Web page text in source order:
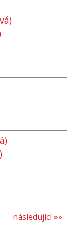
následující »»